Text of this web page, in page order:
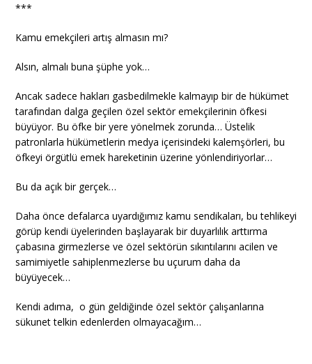
***
Kamu emekçileri artış almasın mı?
Alsın, almalı buna şüphe yok…
Ancak sadece hakları gasbedilmekle kalmayıp bir de hükümet
tarafından dalga geçilen özel sektör emekçilerinin öfkesi
büyüyor. Bu öfke bir yere yönelmek zorunda… Üstelik
patronlarla hükümetlerin medya içerisindeki kalemşörleri, bu
öfkeyi örgütlü emek hareketinin üzerine yönlendiriyorlar…
Bu da açık bir gerçek…
Daha önce defalarca uyardığımız kamu sendikaları, bu tehlikeyi
görüp kendi üyelerinden başlayarak bir duyarlılık arttırma
çabasına girmezlerse ve özel sektörün sıkıntılarını acilen ve
samimiyetle sahiplenmezlerse bu uçurum daha da
büyüyecek…
Kendi adıma, o gün geldiğinde özel sektör çalışanlarına
sükunet telkin edenlerden olmayacağım…